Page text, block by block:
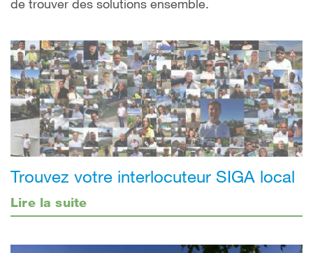
de trouver des solutions ensemble.
Trouvez votre interlocuteur SIGA local
Lire la suite